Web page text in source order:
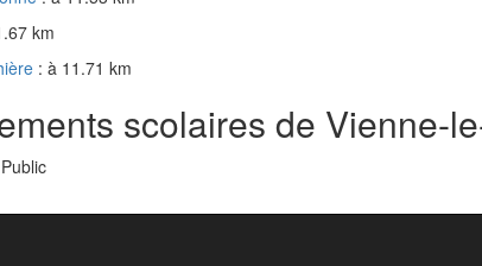
km
: à 11.71 km
scolaires de Vienne-